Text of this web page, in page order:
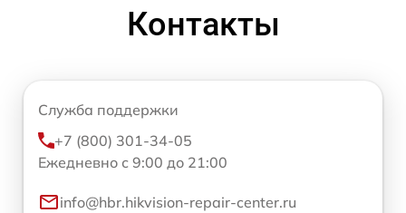
Контакты
Служба поддержки
+7 (800) 301-34-05
Ежедневно с 9:00 до 21:00
info@hbr.hikvision-repair-center.ru